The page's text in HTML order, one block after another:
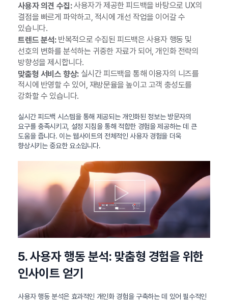
사용자 의견 수집:사용자가 제공한 피드백을 바탕으로 UX의
결점을 빠르게 파악하고, 적시에 개선 작업을 이어갈 수
있습니다.
트렌드 분석:반복적으로 수집된 피드백은 사용자 행동 및
선호의 변화를 분석하는 귀중한 자료가 되어, 개인화 전략의
방향성을 제시합니다.
맞춤형 서비스 향상:실시간 피드백을 통해 이용자의 니즈를
적시에 반영할 수 있어, 재방문율을 높이고 고객 충성도를
강화할 수 있습니다.
실시간 피드백 시스템을 통해 제공되는 개인화된 정보는 방문자의
요구를 충족시키고, 설정 지침을 통해 적합한 경험을 제공하는 데 큰
도움을 줍니다. 이는 웹사이트의 전체적인 사용자 경험을 더욱
향상시키는 중요한 요소입니다.
5. 사용자 행동 분석: 맞춤형 경험을 위한
인사이트 얻기
사용자 행동 분석은 효과적인 개인화 경험을 구축하는 데 있어 필수적인